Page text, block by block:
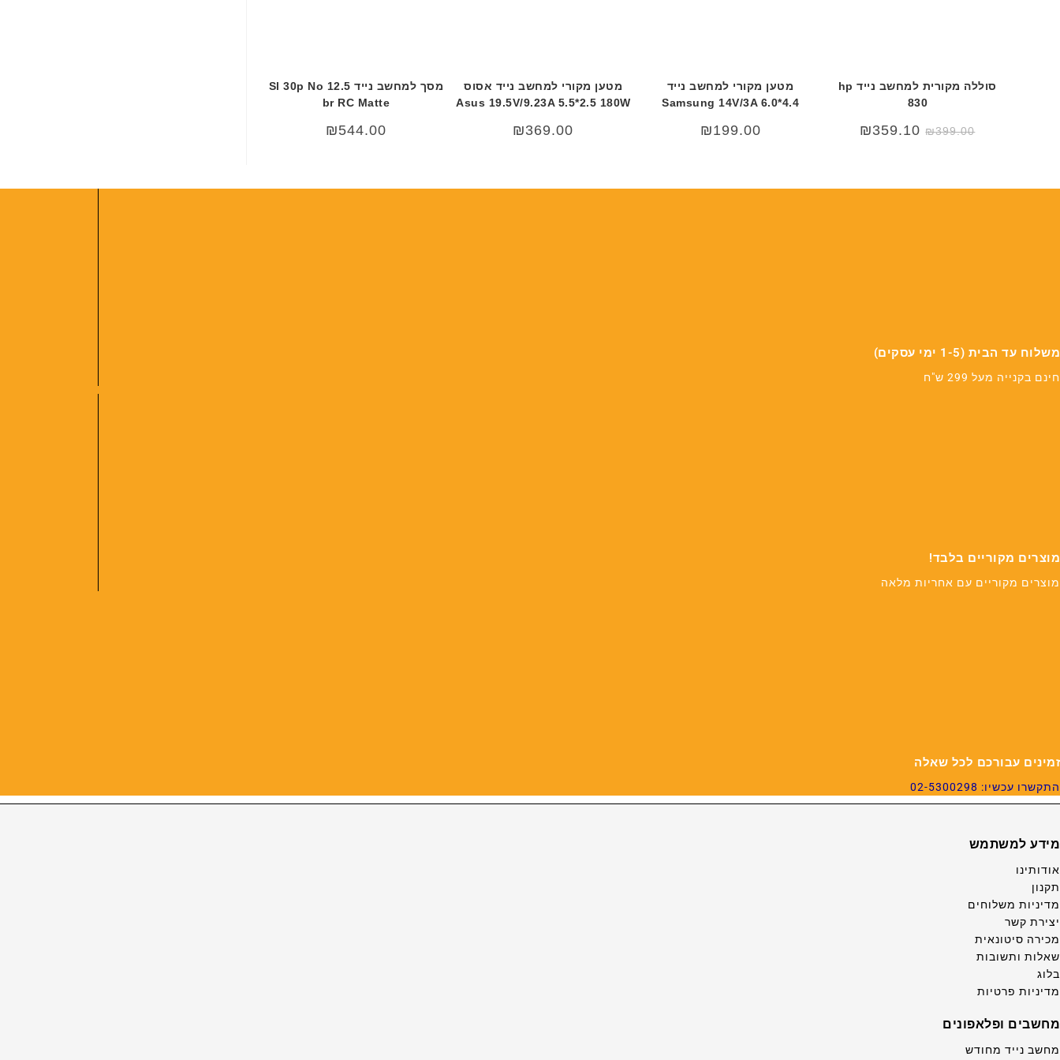
סוללה מקורית למחשב נייד hp
830
המחיר
המקורי
₪399.00
המחיר
הנוכחי
₪359.10
מטען מקורי למחשב נייד
Samsung 14V/3A 6.0*4.4
₪199.00
מטען מקורי למחשב נייד אסוס
Asus 19.5V/9.23A 5.5*2.5 180W
₪369.00
מסך למחשב נייד 12.5 Sl 30p No
br RC Matte
₪544.00
משלוח עד הבית (1-5 ימי עסקים)
חינם בקנייה מעל 299 ש"ח
מוצרים מקוריים בלבד!
מוצרים מקוריים עם אחריות מלאה
זמינים עבורכם לכל שאלה
התקשרו עכשיו: 02-5300298
מידע למשתמש
אודותינו
תקנון
מדיניות משלוחים
יצירת קשר
מכירה סיטונאית
שאלות ותשובות
בלוג
מדיניות פרטיות
מחשבים ופלאפונים
מחשב נייד מחודש